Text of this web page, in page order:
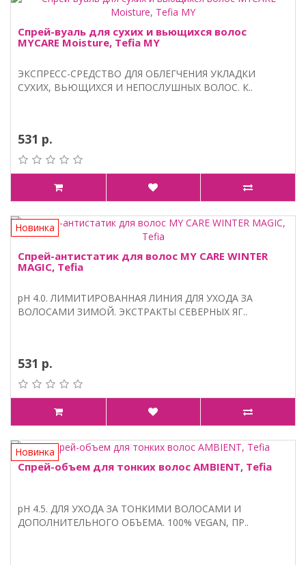
Спрей-вуаль для сухих и вьющихся волос
MYCARE Moisture, Tefia MY
ЭКСПРЕСС-СРЕДСТВО ДЛЯ ОБЛЕГЧЕНИЯ УКЛАДКИ
СУХИХ, ВЬЮЩИХСЯ И НЕПОСЛУШНЫХ ВОЛОС. К..
531 р.
Новинка
Спрей-антистатик для волос MY CARE WINTER
MAGIC, Tefia
pH 4.0. ЛИМИТИРОВАННАЯ ЛИНИЯ ДЛЯ УХОДА ЗА
ВОЛОСАМИ ЗИМОЙ. ЭКСТРАКТЫ СЕВЕРНЫХ ЯГ..
531 р.
Новинка
Спрей-объем для тонких волос AMBIENT, Tefia
pH 4.5. ДЛЯ УХОДА ЗА ТОНКИМИ ВОЛОСАМИ И
ДОПОЛНИТЕЛЬНОГО ОБЪЕМА. 100% VEGAN, ПР..